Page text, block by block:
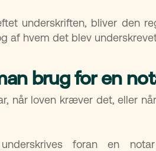
underskriften, bliver den
af hvem det blev
brug for en
når loven kræver det, eller
foran en